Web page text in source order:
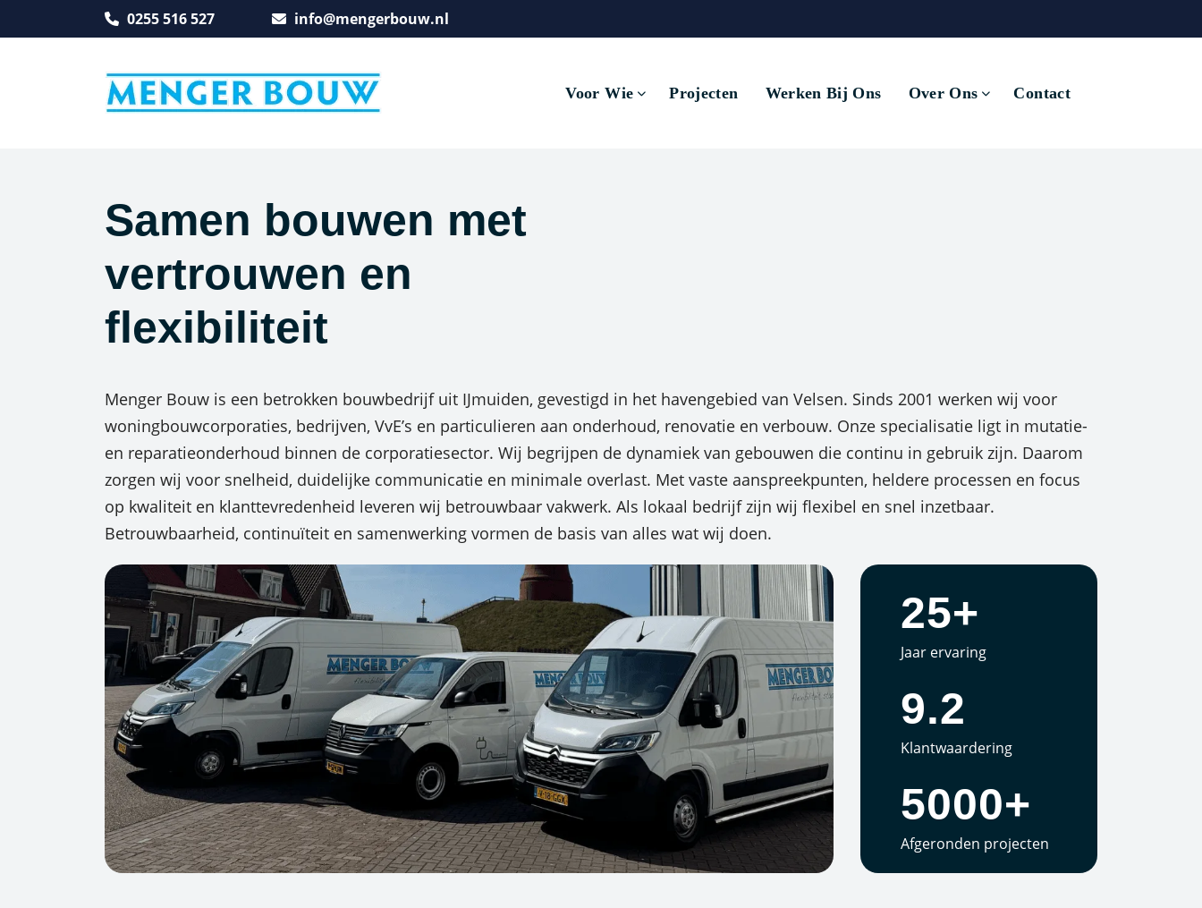
0255 516 527 info@mengerbouw.nl
Voor Wie Projecten Werken Bij Ons Over Ons Contact
Samen bouwen met
vertrouwen en
flexibiliteit
Menger Bouw is een betrokken bouwbedrijf uit IJmuiden, gevestigd in het havengebied van Velsen. Sinds 2001 werken wij voor
woningbouwcorporaties, bedrijven, VvE’s en particulieren aan onderhoud, renovatie en verbouw. Onze specialisatie ligt in mutatie-
en reparatieonderhoud binnen de corporatiesector. Wij begrijpen de dynamiek van gebouwen die continu in gebruik zijn. Daarom
zorgen wij voor snelheid, duidelijke communicatie en minimale overlast. Met vaste aanspreekpunten, heldere processen en focus
op kwaliteit en klanttevredenheid leveren wij betrouwbaar vakwerk. Als lokaal bedrijf zijn wij flexibel en snel inzetbaar.
Betrouwbaarheid, continuïteit en samenwerking vormen de basis van alles wat wij doen.
25+
Jaar ervaring
9.2
Klantwaardering
5000+
Afgeronden projecten